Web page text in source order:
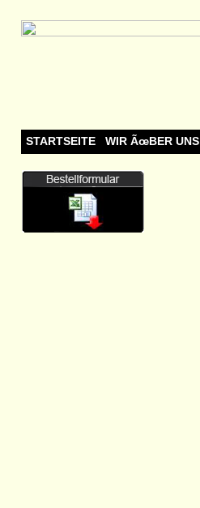
STARTSEITE WIR ÃœBER UNS